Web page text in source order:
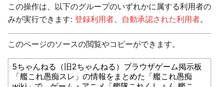
この操作は、以下のグループのいずれかに属する利用者の
みが実行できます: 登録利用者、 自動承認された利用者。
このページのソースの閲覧やコピーができます。